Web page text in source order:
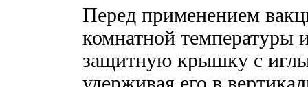
Перед применением
комнатной температуры
защитную крышку с